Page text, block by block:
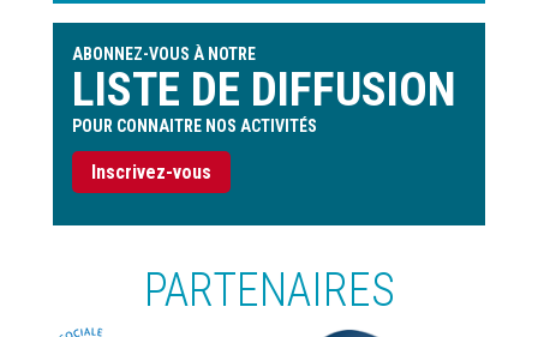
ABONNEZ-VOUS À NOTRE
LISTE DE DIFFUSION
POUR CONNAITRE NOS ACTIVITÉS
Inscrivez-vous
PARTENAIRES